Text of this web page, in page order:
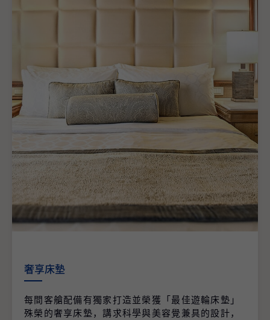
奢享床墊
每間客艙配備有獨家打造並榮獲「最佳遊輪床墊」
殊榮的奢享床墊，講求科學與美容覺兼具的設計，